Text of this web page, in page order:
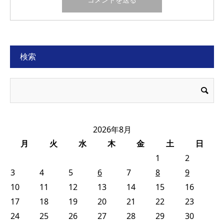
検索
2026年8月
月
火 水 木 金 土
日
1
2
3
4 5 6 7 8
9
10
11 12 13 14 15
16
17
18 19 20 21 22
23
24
25 26 27 28 29
30